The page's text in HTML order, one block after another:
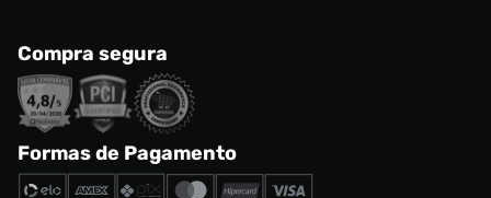
Compra segura
Formas de Pagamento